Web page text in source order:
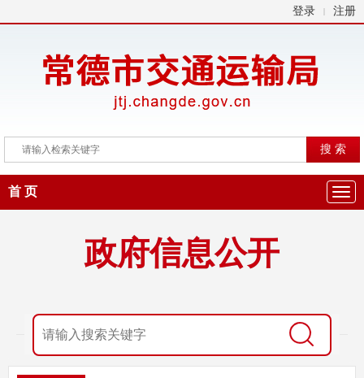
登录 | 注册
首 页
政府信息公开